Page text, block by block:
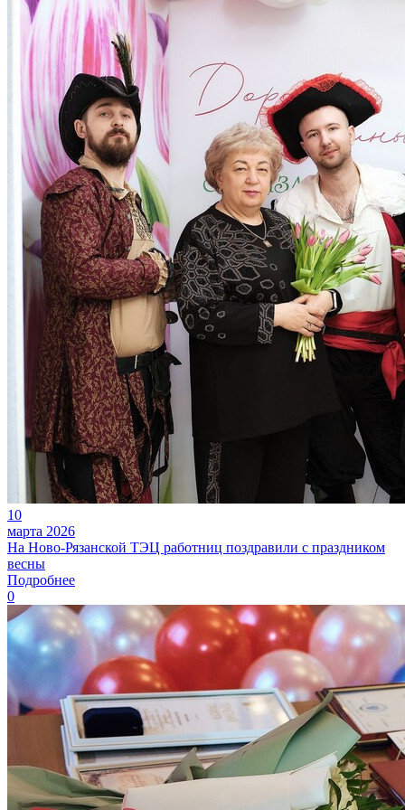
10
марта 2026
На Ново-Рязанской ТЭЦ работниц поздравили с праздником
весны
Подробнее
0